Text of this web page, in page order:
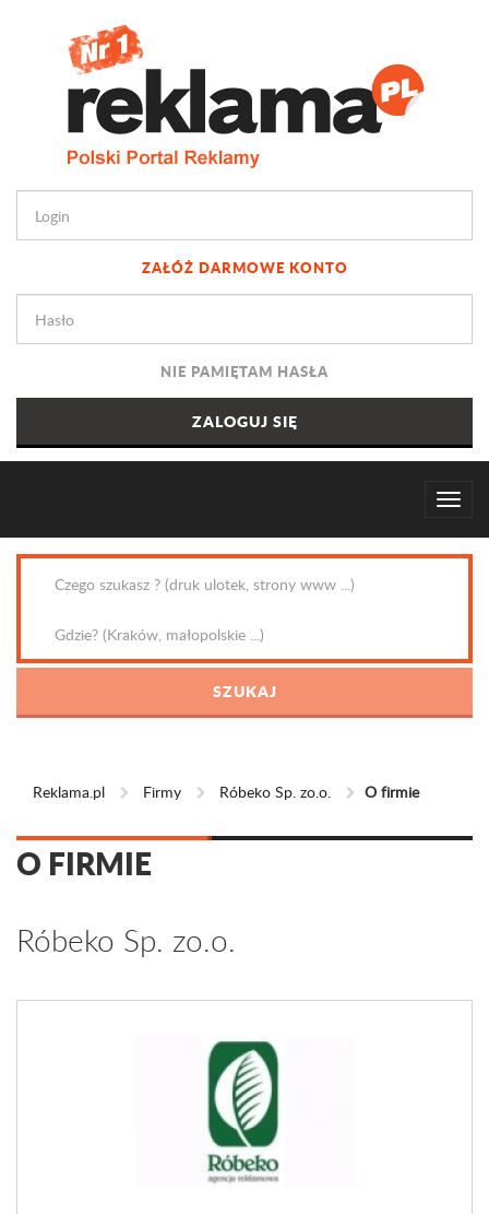
ZAŁÓŻ DARMOWE KONTO
NIE PAMIĘTAM HASŁA
Reklama.pl Firmy Róbeko Sp. zo.o. O firmie
O FIRMIE
Róbeko Sp. zo.o.